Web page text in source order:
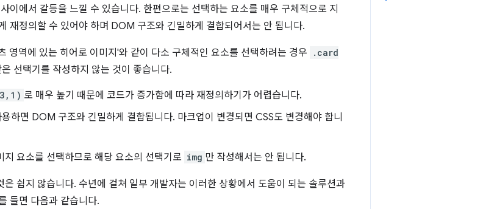
이에서 갈등을 느낄 수 있습니다. 한편으로는 선택하는 요소를 매우 구체적으로 지
재정의할 수 있어야 하며 DOM 구조와 긴밀하게 결합되어서는 안 됩니다.
영역에 있는 히어로 이미지'와 같이 다소 구체적인 요소를 선택하려는 경우
.card
선택기를 작성하지 않는 것이 좋습니다.
로 매우 높기 때문에 코드가 증가함에 따라 재정의하기가 어렵습니다.
하면 DOM 구조와 긴밀하게 결합됩니다. 마크업이 변경되면 CSS도 변경해야 합니
요소를 선택하므로 해당 요소의 선택기로 img 만 작성해서는 안 됩니다.
쉽지 않습니다. 수년에 걸쳐 일부 개발자는 이러한 상황에서 도움이 되는 솔루션과
들면 다음과 같습니다.